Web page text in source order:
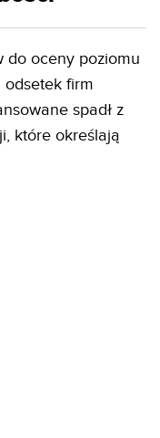
do oceny poziomu
odsetek firm
spadł z
które określają